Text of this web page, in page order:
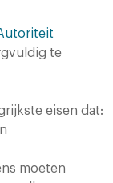
te
eisen dat:
moeten